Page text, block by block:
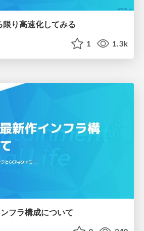
限り高速化してみる
1 1.3k
フラ構成について